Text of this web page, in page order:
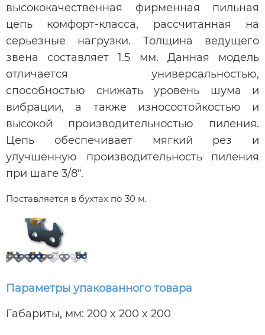
высококачественная фирменная пильная
цепь комфорт-класса, рассчитанная на
серьезные нагрузки. Толщина ведущего
звена составляет 1.5 мм. Данная модель
отличается универсальностью,
способностью снижать уровень шума и
вибрации, а также износостойкостью и
высокой производительностью пиления.
Цепь обеспечивает мягкий рез и
улучшенную производительность пиления
при шаге 3/8".
Поставляется в бухтах по 30 м.
Параметры упакованного товара
Габариты, мм: 200 x 200 x 200